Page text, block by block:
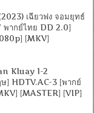
เฉียวฟง จอมยุทธ์
พากย์ไทย DD 2.0]
[MKV]
Kluay 1-2
] HDTV.AC-3 [พากย์
[MASTER] [VIP]